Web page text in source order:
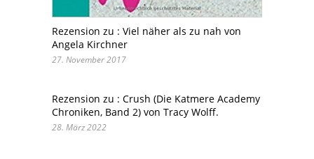
Rezension zu : Viel näher als zu nah von
Angela Kirchner
27. November 2017
Rezension zu : Crush (Die Katmere Academy
Chroniken, Band 2) von Tracy Wolff.
28. März 2022